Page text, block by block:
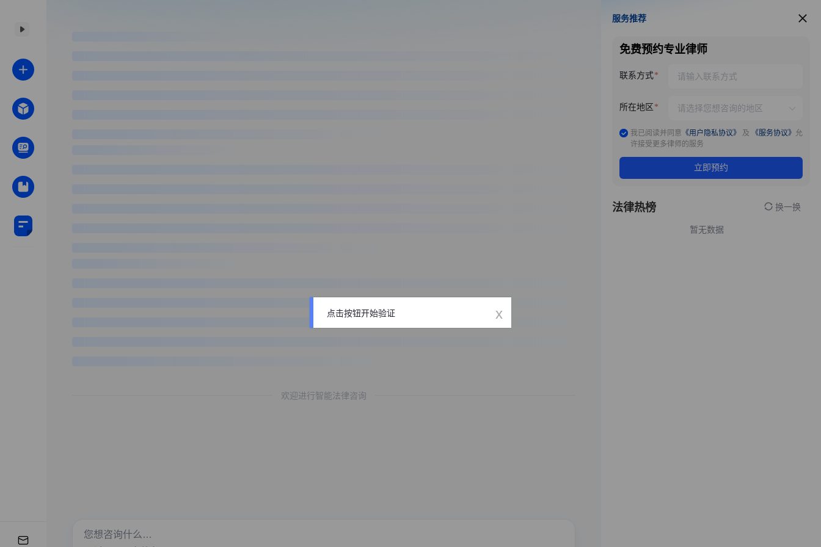
欢迎进行智能法律咨询
服务推荐
服务推荐
免费预约专业律师
联系方式
所在地区
我已阅读并同意 《用户隐私协议》 及 《服务协议》 允
许接受更多律师的服务
立即预约
法律热榜 换一换
暂无数据
点击按钮开始验证 x